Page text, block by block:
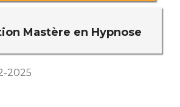
Mastère en Hypnose
2025